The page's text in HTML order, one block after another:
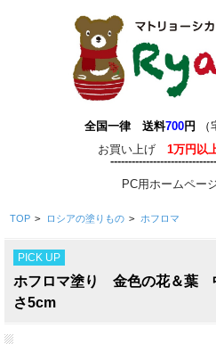
全国一律 送料700円
お買い上げ 1万円以
PC用ホームペー
TOP > ロシアの塗りもの > ホフロマ
PICK UP
ホフロマ塗り 金色の花＆葉
さ5cm